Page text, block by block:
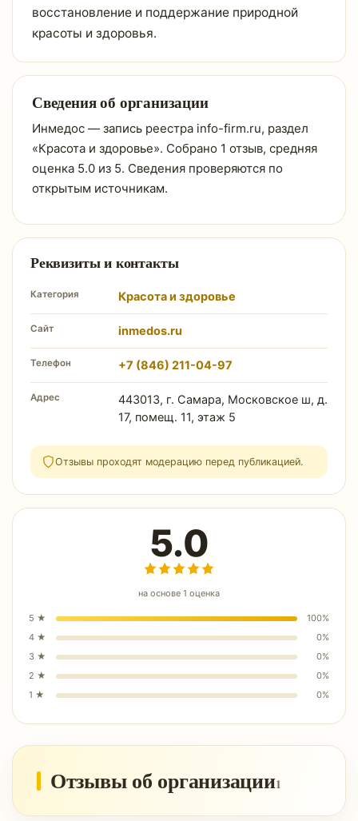
восстановление и поддержание природной
красоты и здоровья.
Сведения об организации
Инмедос — запись реестра info-firm.ru, раздел
«Красота и здоровье». Собрано 1 отзыв, средняя
оценка 5.0 из 5. Сведения проверяются по
открытым источникам.
Реквизиты и контакты
Категория Красота и здоровье
Сайт inmedos.ru
Телефон +7 (846) 211-04-97
Адрес
443013, г. Самара, Московское ш, д.
17, помещ. 11, этаж 5
Отзывы проходят модерацию перед публикацией.
5.0
на основе 1 оценка
5 ★ 100%
4 ★ 0%
3 ★ 0%
2 ★ 0%
1 ★ 0%
Отзывы об организации1